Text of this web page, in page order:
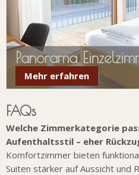
Panorama
Mehr erfahren
FAQs
Welche Zimmerkategorie
Aufenthaltsstil – eher
Komfortzimmer bieten
Suiten stärker auf Aussicht und